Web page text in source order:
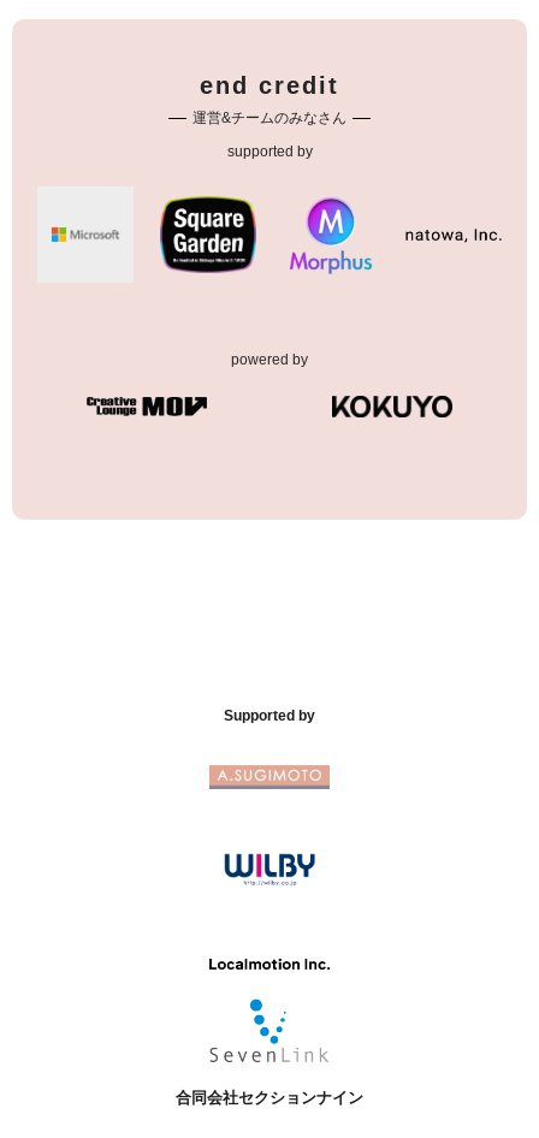
end credit
運営&チームのみなさん
supported by
powered by
Supported by
合同会社セクションナイン